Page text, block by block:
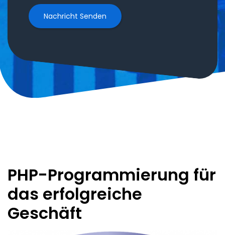
PHP-Programmierung für
das erfolgreiche
Geschäft